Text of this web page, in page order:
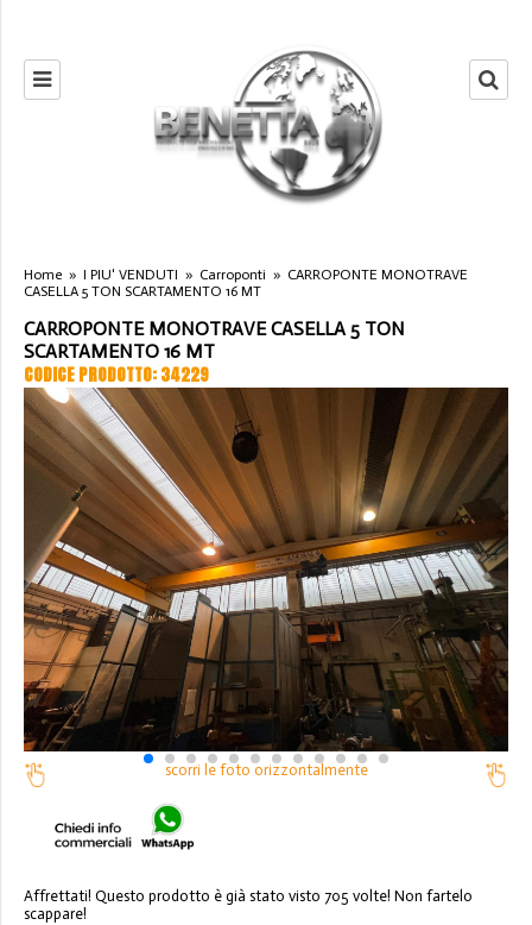
Home » I PIU' VENDUTI » Carroponti » CARROPONTE MONOTRAVE
CASELLA 5 TON SCARTAMENTO 16 MT
CARROPONTE MONOTRAVE CASELLA 5 TON
SCARTAMENTO 16 MT
CODICE PRODOTTO: 34229
scorri le foto orizzontalmente
Affrettati! Questo prodotto è già stato visto 705 volte! Non fartelo
scappare!